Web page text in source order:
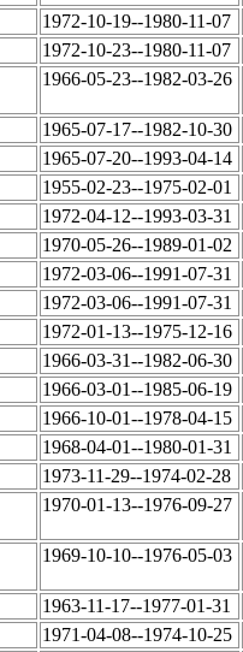
1972-10-19--1980-11-07
1972-10-23--1980-11-07
1966-05-23--1982-03-26
1965-07-17--1982-10-30
1965-07-20--1993-04-14
1955-02-23--1975-02-01
1972-04-12--1993-03-31
1970-05-26--1989-01-02
1972-03-06--1991-07-31
1972-03-06--1991-07-31
1972-01-13--1975-12-16
1966-03-31--1982-06-30
1966-03-01--1985-06-19
1966-10-01--1978-04-15
1968-04-01--1980-01-31
1973-11-29--1974-02-28
1970-01-13--1976-09-27
1969-10-10--1976-05-03
1963-11-17--1977-01-31
1971-04-08--1974-10-25